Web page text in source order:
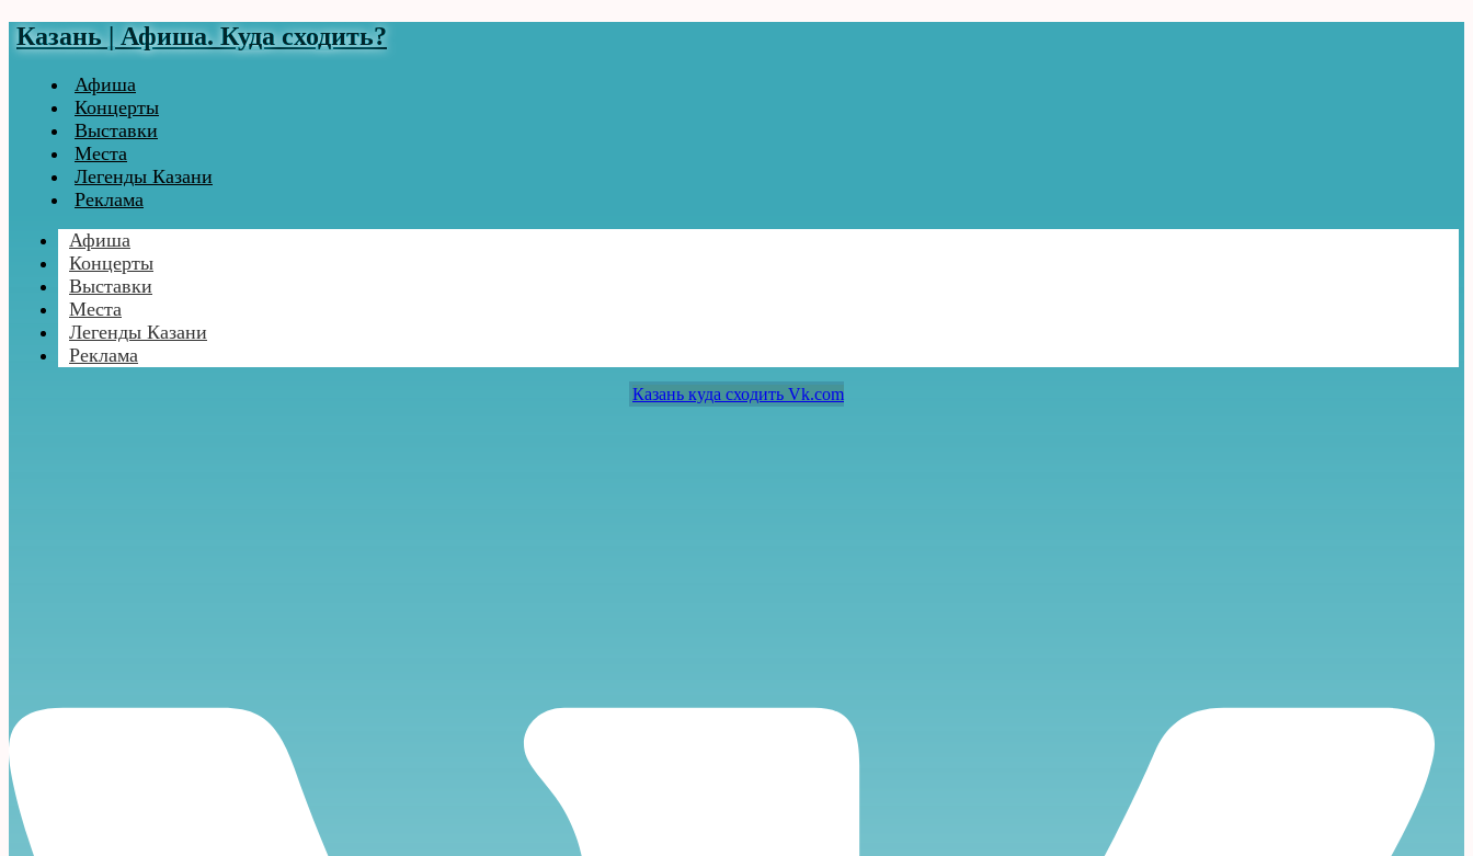
Казань | Афиша. Куда сходить?
Афиша
Концерты
Выставки
Места
Легенды Казани
Реклама
Афиша
Концерты
Выставки
Места
Легенды Казани
Реклама
Казань куда сходить Vk.com